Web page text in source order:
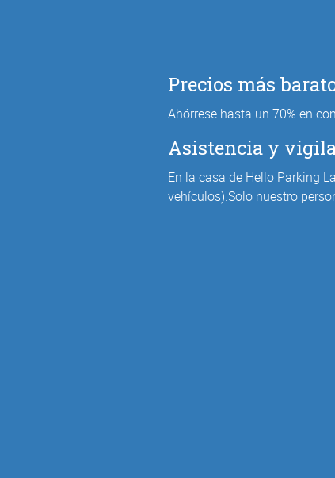
Precios más
Ahórrese hasta un 70% en
Asistencia y
En la casa de Hello Parking
vehículos).Solo nuestro